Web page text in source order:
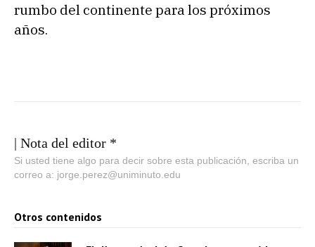
rumbo del continente para los próximos
años.
| Nota del editor *
Si usted tiene algo para decir sobre esta publicación, escriba un
correo a: jorge.perez@uniminuto.edu
Otros contenidos